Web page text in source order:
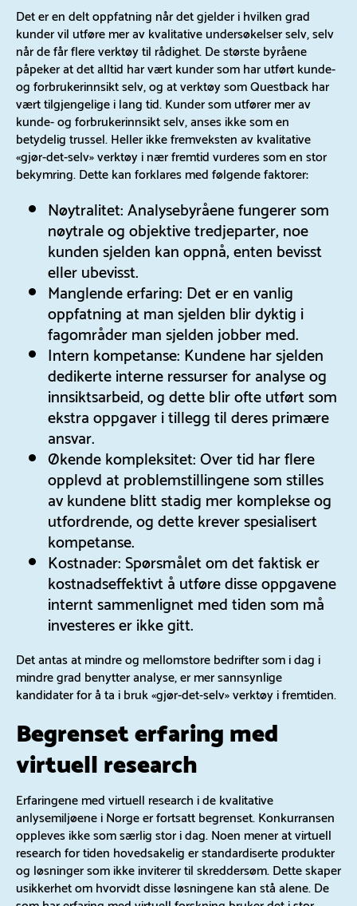
Det er en delt oppfatning når det gjelder i hvilken grad
kunder vil utføre mer av kvalitative undersøkelser selv, selv
når de får flere verktøy til rådighet. De største byråene
påpeker at det alltid har vært kunder som har utført kunde-
og forbrukerinnsikt selv, og at verktøy som Questback har
vært tilgjengelige i lang tid. Kunder som utfører mer av
kunde- og forbrukerinnsikt selv, anses ikke som en
betydelig trussel. Heller ikke fremveksten av kvalitative
«gjør-det-selv» verktøy i nær fremtid vurderes som en stor
bekymring. Dette kan forklares med følgende faktorer:
Nøytralitet: Analysebyråene fungerer som
nøytrale og objektive tredjeparter, noe
kunden sjelden kan oppnå, enten bevisst
eller ubevisst.
Manglende erfaring: Det er en vanlig
oppfatning at man sjelden blir dyktig i
fagområder man sjelden jobber med.
Intern kompetanse: Kundene har sjelden
dedikerte interne ressurser for analyse og
innsiktsarbeid, og dette blir ofte utført som
ekstra oppgaver i tillegg til deres primære
ansvar.
Økende kompleksitet: Over tid har flere
opplevd at problemstillingene som stilles
av kundene blitt stadig mer komplekse og
utfordrende, og dette krever spesialisert
kompetanse.
Kostnader: Spørsmålet om det faktisk er
kostnadseffektivt å utføre disse oppgavene
internt sammenlignet med tiden som må
investeres er ikke gitt.
Det antas at mindre og mellomstore bedrifter som i dag i
mindre grad benytter analyse, er mer sannsynlige
kandidater for å ta i bruk «gjør-det-selv» verktøy i fremtiden.
Begrenset erfaring med
virtuell research
Erfaringene med virtuell research i de kvalitative
anlysemiljøene i Norge er fortsatt begrenset. Konkurransen
oppleves ikke som særlig stor i dag. Noen mener at virtuell
research for tiden hovedsakelig er standardiserte produkter
og løsninger som ikke inviterer til skreddersøm. Dette skaper
usikkerhet om hvorvidt disse løsningene kan stå alene. De